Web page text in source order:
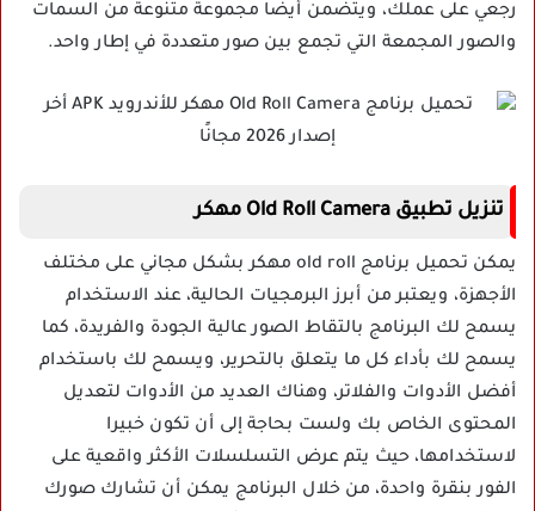
رجعي على عملك، ويتضمن أيضا مجموعة متنوعة من السمات
والصور المجمعة التي تجمع بين صور متعددة في إطار واحد.
تنزيل تطبيق Old Roll Camera مهكر
يمكن تحميل برنامج old roll مهكر بشكل مجاني على مختلف
الأجهزة، ويعتبر من أبرز البرمجيات الحالية، عند الاستخدام
يسمح لك البرنامج بالتقاط الصور عالية الجودة والفريدة، كما
يسمح لك بأداء كل ما يتعلق بالتحرير، ويسمح لك باستخدام
أفضل الأدوات والفلاتر، وهناك العديد من الأدوات لتعديل
المحتوى الخاص بك ولست بحاجة إلى أن تكون خبيرا
لاستخدامها، حيث يتم عرض التسلسلات الأكثر واقعية على
الفور بنقرة واحدة، من خلال البرنامج يمكن أن تشارك صورك